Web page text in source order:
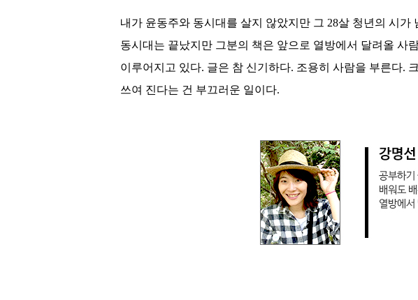
내가 윤동주와 동시대를 살지 않았지만 그 28살 청년의 시가
동시대는 끝났지만 그분의 책은 앞으로 열방에서 달려올 사
이루어지고 있다. 글은 참 신기하다. 조용히 사람을 부른다.
쓰여 진다는 건 부끄러운 일이다.